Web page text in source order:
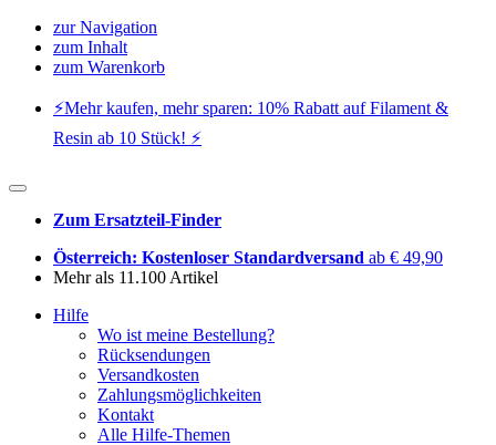
zur Navigation
zum Inhalt
zum Warenkorb
⚡️Mehr kaufen, mehr sparen: 10% Rabatt auf Filament &
Resin ab 10 Stück! ⚡️
Zum Ersatzteil-Finder
Österreich: Kostenloser Standardversand ab € 49,90
Mehr als 11.100 Artikel
Hilfe
Wo ist meine Bestellung?
Rücksendungen
Versandkosten
Zahlungsmöglichkeiten
Kontakt
Alle Hilfe-Themen